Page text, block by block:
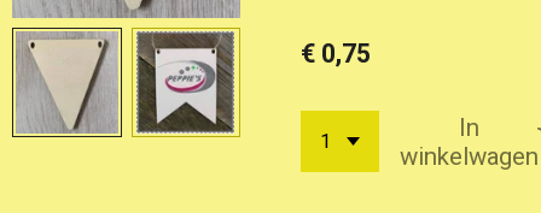
€ 0,75
In
winkelwagen